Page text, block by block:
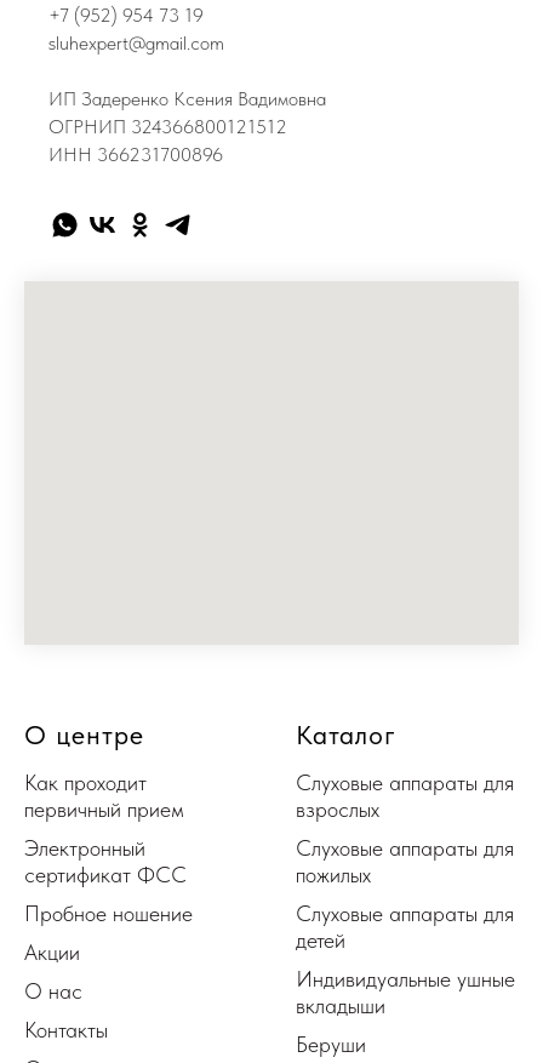
+7 (952) 954 73 19
sluhexpert@gmail.com
ИП Задеренко Ксения Вадимовна
ОГРНИП 324366800121512
ИНН 366231700896
О центре
Как проходит
первичный прием
Электронный
сертификат ФСС
Пробное ношение
Акции
О нас
Контакты
Каталог
Слуховые аппараты для
взрослых
Слуховые аппараты для
пожилых
Слуховые аппараты для
детей
Индивидуальные ушные
вкладыши
Беруши